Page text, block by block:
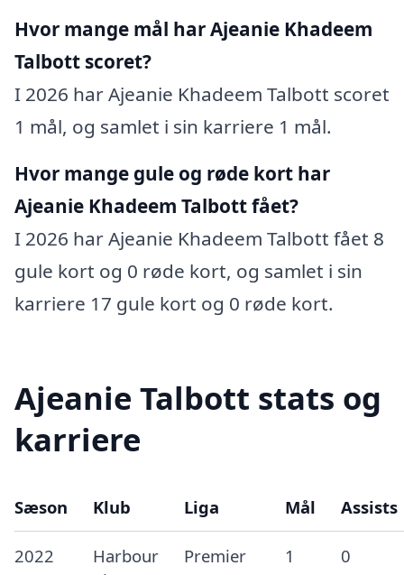
Hvor mange mål har Ajeanie Khadeem
Talbott scoret?
I 2026 har Ajeanie Khadeem Talbott scoret
1 mål, og samlet i sin karriere 1 mål.
Hvor mange gule og røde kort har
Ajeanie Khadeem Talbott fået?
I 2026 har Ajeanie Khadeem Talbott fået 8
gule kort og 0 røde kort, og samlet i sin
karriere 17 gule kort og 0 røde kort.
Ajeanie Talbott stats og
karriere
Sæson Klub Liga Mål Assists
2022
Harbour
Premier
1 0